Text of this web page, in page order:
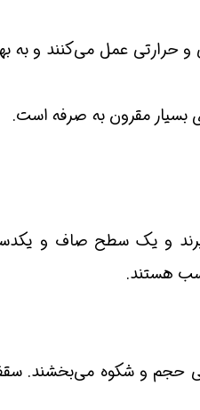
عمل می‌کنند و به
بسیار مقرون به صرفه است.
و یک سطح صاف و
هستند.
حجم و شکوه می‌بخشند.